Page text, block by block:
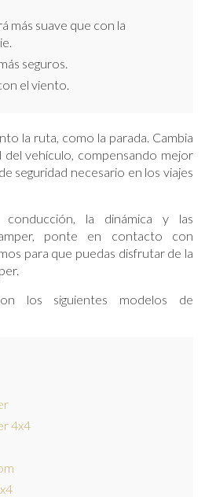
más suave que con la
seguros.
el viento.
la ruta, como la parada. Cambia
vehículo, compensando mejor
seguridad necesario en los viajes
la dinámica y las
ponte en contacto con
para que puedas disfrutar de la
los siguientes modelos de
4x4